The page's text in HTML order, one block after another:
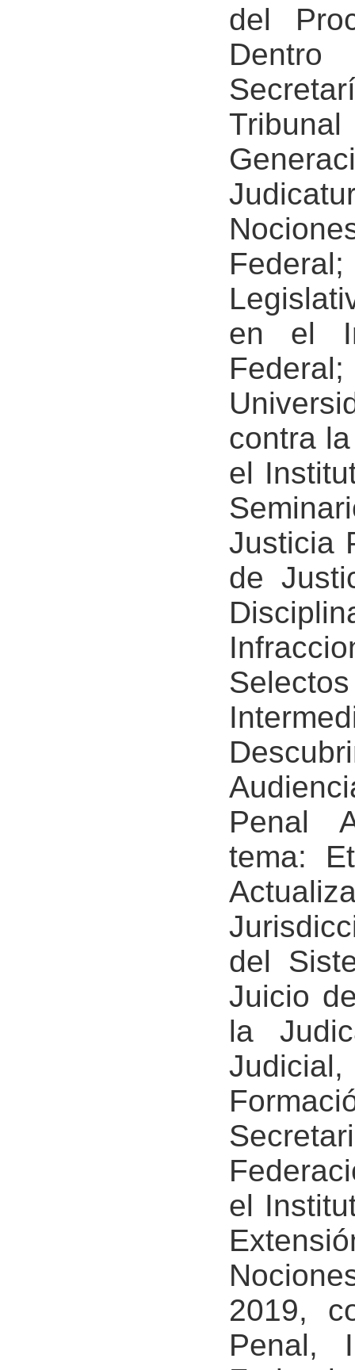
del
en el
contra
el
Justicia
de
Penal
tema:
del
Juicio
la
el
2019,
Penal,